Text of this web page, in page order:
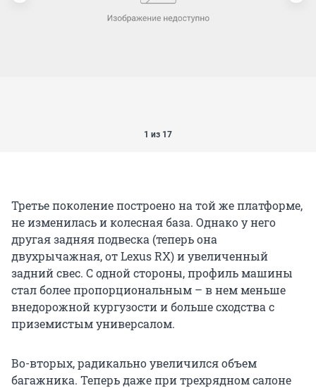
1 из 17
Третье поколение построено на той же платформе,
не изменилась и колесная база. Однако у него
другая задняя подвеска (теперь она
двухрычажная, от Lexus RX) и увеличенный
задний свес. С одной стороны, профиль машины
стал более пропорциональным – в нем меньше
внедорожной кургузости и больше сходства с
приземистым универсалом.
Во-вторых, радикально увеличился объем
багажника. Теперь даже при трехрядном салоне